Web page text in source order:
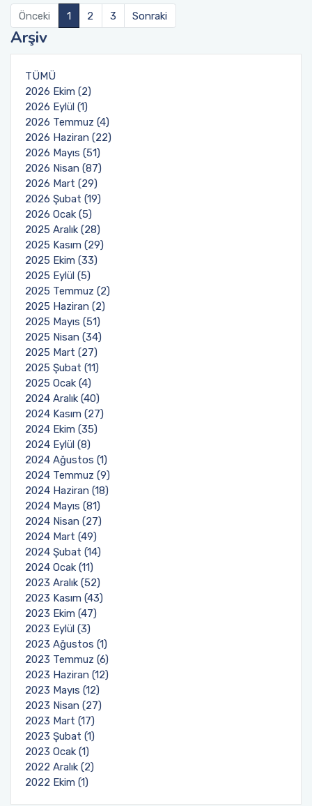
Önceki 1 2 3 Sonraki
Arşiv
TÜMÜ
2026 Ekim (2)
2026 Eylül (1)
2026 Temmuz (4)
2026 Haziran (22)
2026 Mayıs (51)
2026 Nisan (87)
2026 Mart (29)
2026 Şubat (19)
2026 Ocak (5)
2025 Aralık (28)
2025 Kasım (29)
2025 Ekim (33)
2025 Eylül (5)
2025 Temmuz (2)
2025 Haziran (2)
2025 Mayıs (51)
2025 Nisan (34)
2025 Mart (27)
2025 Şubat (11)
2025 Ocak (4)
2024 Aralık (40)
2024 Kasım (27)
2024 Ekim (35)
2024 Eylül (8)
2024 Ağustos (1)
2024 Temmuz (9)
2024 Haziran (18)
2024 Mayıs (81)
2024 Nisan (27)
2024 Mart (49)
2024 Şubat (14)
2024 Ocak (11)
2023 Aralık (52)
2023 Kasım (43)
2023 Ekim (47)
2023 Eylül (3)
2023 Ağustos (1)
2023 Temmuz (6)
2023 Haziran (12)
2023 Mayıs (12)
2023 Nisan (27)
2023 Mart (17)
2023 Şubat (1)
2023 Ocak (1)
2022 Aralık (2)
2022 Ekim (1)
Turizm Fakültesi
Uygulamalı Bilimler Fakültesi
Ziraat Fakültesi